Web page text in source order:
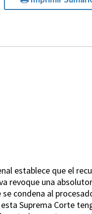
establece que el
revoque una
condena al
Suprema Corte